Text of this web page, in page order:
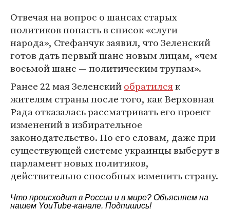
Отвечая на вопрос о шансах старых
политиков попасть в список «слуги
народа», Стефанчук заявил, что Зеленский
готов дать первый шанс новым лицам, «чем
восьмой шанс — политическим трупам».
Ранее 22 мая Зеленскийобратилсяк
жителям страны после того, как Верховная
Рада отказалась рассматривать его проект
изменений в избирательное
законодательство. По его словам, даже при
существующей системе украинцы выберут в
парламент новых политиков,
действительно способных изменить страну.
Что происходит в России и в мире? Объясняем на
нашем YouTube-канале. Подпишись!